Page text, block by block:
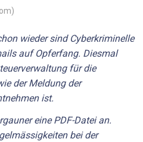
wieder sind Cyberkriminelle
auf Opferfang. Diesmal
für die
der Meldung der
ist.
eine PDF-Datei an.
bei der